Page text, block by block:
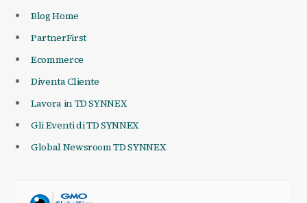
Blog Home
PartnerFirst
Ecommerce
Diventa Cliente
Lavora in TD SYNNEX
Gli Eventi di TD SYNNEX
Global Newsroom TD SYNNEX